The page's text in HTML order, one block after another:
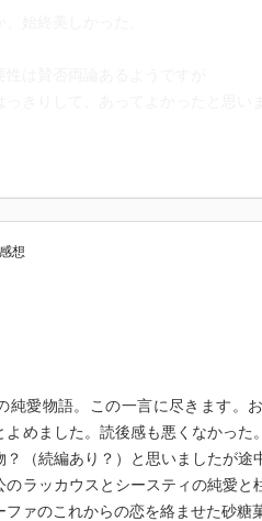
想
純愛物語。この一言に尽きます。
よめました。読後感も悪くなかっ
？（続編あり？）と思いましたが途
のラッカウスとシースティの純愛と
ァのこれからの恋を絡ませた砂糖